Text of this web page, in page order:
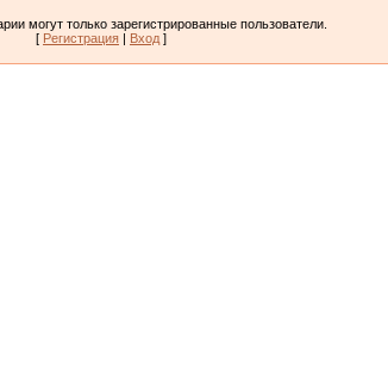
могут только зарегистрированные пользователи.
[ Регистрация | Вход ]